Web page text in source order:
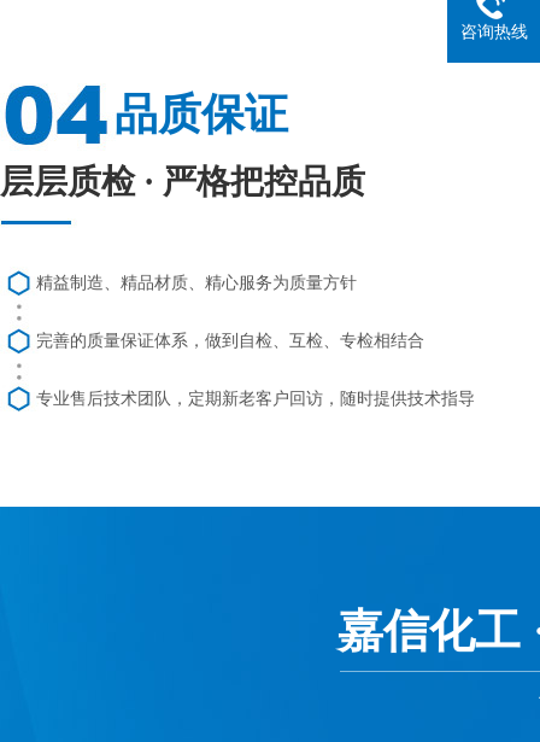
品质保证
层层质检 · 严格把控品质
精益制造、精品材质、精心服务为质量方针
完善的质量保证体系，做到自检、互检、专检相结合
专业售后技术团队，定期新老客户回访，随时提供技术指导
嘉信化工
咨询热线